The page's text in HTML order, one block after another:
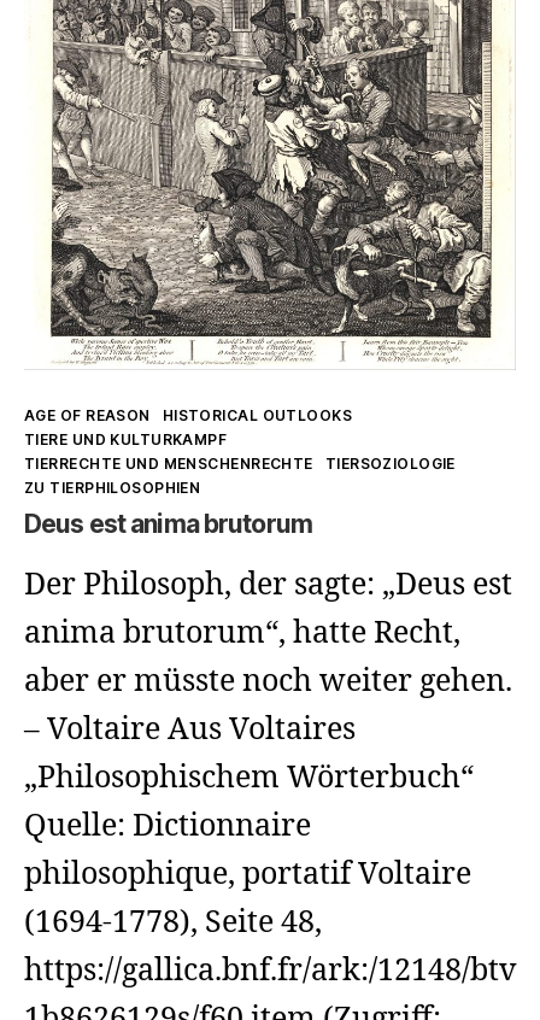
Kategorien
AGE OF REASON
HISTORICAL OUTLOOKS
TIERE UND KULTURKAMPF
TIERRECHTE UND MENSCHENRECHTE
TIERSOZIOLOGIE
ZU TIERPHILOSOPHIEN
Deus est anima brutorum
Der Philosoph, der sagte: „Deus est
anima brutorum“, hatte Recht,
aber er müsste noch weiter gehen.
– Voltaire Aus Voltaires
„Philosophischem Wörterbuch“
Quelle: Dictionnaire
philosophique, portatif Voltaire
(1694-1778), Seite 48,
https://gallica.bnf.fr/ark:/12148/btv